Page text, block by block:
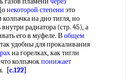
некоторой степени это
колпачка на дно тигля, но
радиатора (стр. 45), а
его в муфеле. Вобщем
удобны для прокаливания
на горелках, как тигли
колпачокпонижает
[c.122]